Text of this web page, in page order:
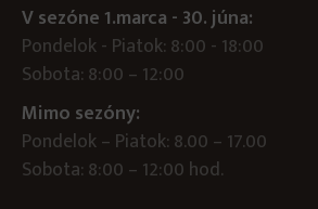
V sezóne 1.marca - 30. júna:
Pondelok - Piatok: 8:00 - 18:00
Sobota: 8:00 – 12:00
Mimo sezóny:
Pondelok – Piatok: 8.00 – 17.00
Sobota: 8:00 – 12:00 hod.